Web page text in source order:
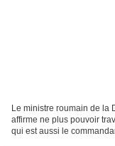
Le ministre roumain de la
affirme ne plus pouvoir
qui est aussi le